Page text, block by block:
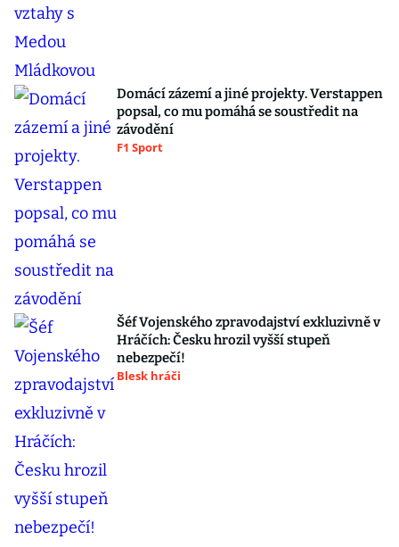
Domácí zázemí a jiné projekty. Verstappen
popsal, co mu pomáhá se soustředit na
závodění
F1 Sport
Šéf Vojenského zpravodajství exkluzivně v
Hráčích: Česku hrozil vyšší stupeň
nebezpečí!
Blesk hráči